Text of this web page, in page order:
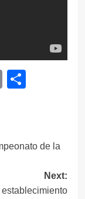
Print
de la
Next: